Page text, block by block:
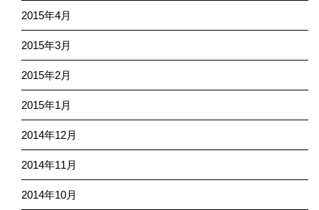
2015年4月
2015年3月
2015年2月
2015年1月
2014年12月
2014年11月
2014年10月